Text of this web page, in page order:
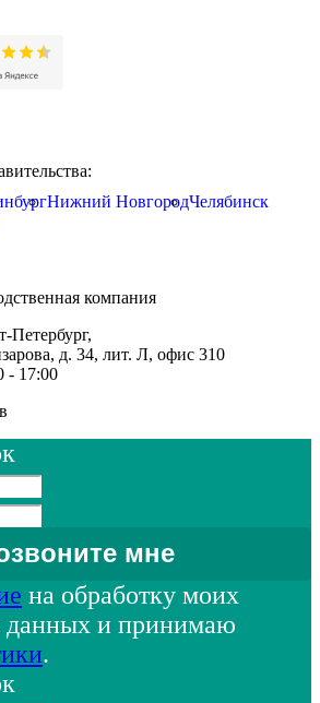
Нижний НовгородЧелябинск
компания
Петербург,
д. 34, лит. Л, офис 310
- 17:00
на обработку моих
данных и принимаю
.